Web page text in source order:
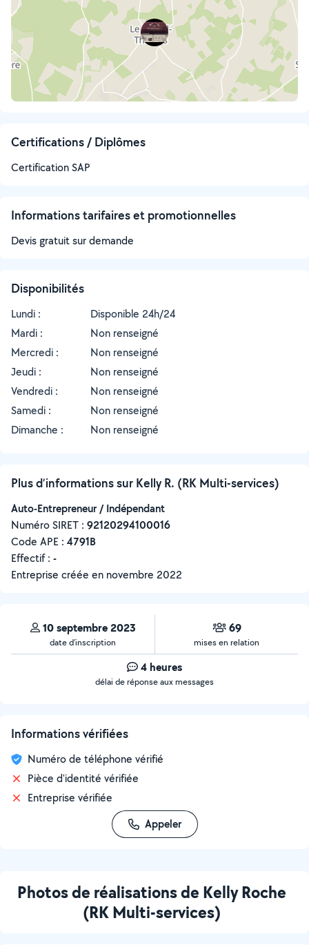
Certifications / Diplômes
Certification SAP
Informations tarifaires et promotionnelles
Devis gratuit sur demande
Disponibilités
Lundi :
Disponible 24h/24
Mardi :
Non renseigné
Mercredi :
Non renseigné
Jeudi :
Non renseigné
Vendredi :
Non renseigné
Samedi :
Non renseigné
Dimanche :
Non renseigné
Plus d’informations sur Kelly R. (RK Multi-services)
Auto-Entrepreneur / Indépendant
Numéro SIRET : ‍92120294100016
Code APE : 4791B
Effectif : -
Entreprise créée en novembre 2022
10 septembre 2023
date d’inscription
69
mises en relation
4 heures
délai de réponse aux messages
Informations vérifiées
Numéro de téléphone vérifié
Pièce d'identité vérifiée
Entreprise vérifiée
Appeler
Photos de réalisations de Kelly Roche
(RK Multi-services)